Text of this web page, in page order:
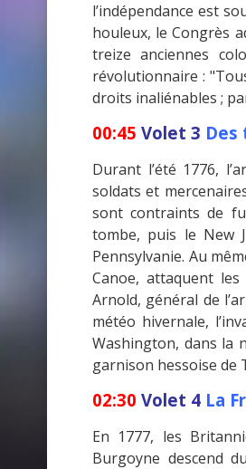
l’indépendance est
houleux, le Congrès
treize anciennes
révolutionnaire :
droits inaliénables ;
00:45 Volet 3 Des
Durant l’été 1776,
soldats et
sont contraints de
tombe, puis le New
Pennsylvanie. Au
Canoe, attaquent
Arnold, général de
météo hivernale,
Washington, dans la
garnison hessoise de
02:30 Volet 4 La
En 1777, les
Burgoyne descend